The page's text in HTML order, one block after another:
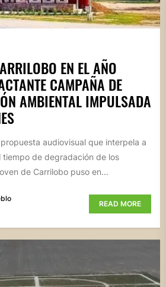
EN EL AÑO
CAMPAÑA DE
AMBIENTAL IMPULSADA
audiovisual que interpela a
tiempo de degradación de los
de Carrilobo puso en...
READ MORE